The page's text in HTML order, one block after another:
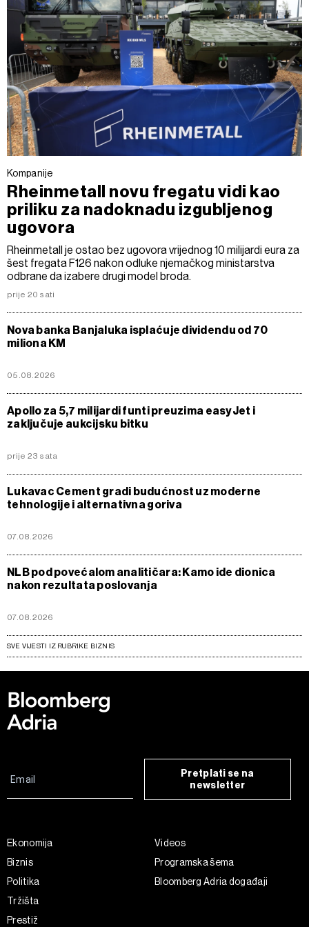
Kompanije
Rheinmetall novu fregatu vidi kao
priliku za nadoknadu izgubljenog
ugovora
Rheinmetall je ostao bez ugovora vrijednog 10 milijardi eura za
šest fregata F126 nakon odluke njemačkog ministarstva
odbrane da izabere drugi model broda.
prije 20 sati
Nova banka Banjaluka isplaćuje dividendu od 70
miliona KM
05.08.2026
Apollo za 5,7 milijardi funti preuzima easyJet i
zaključuje aukcijsku bitku
prije 23 sata
Lukavac Cement gradi budućnost uz moderne
tehnologije i alternativna goriva
07.08.2026
NLB pod povećalom analitičara: Kamo ide dionica
nakon rezultata poslovanja
07.08.2026
SVE VIJESTI IZ RUBRIKE BIZNIS
Pretplati se na
newsletter
Ekonomija
Biznis
Politika
Tržišta
Prestiž
Videos
Programska šema
Bloomberg Adria događaji